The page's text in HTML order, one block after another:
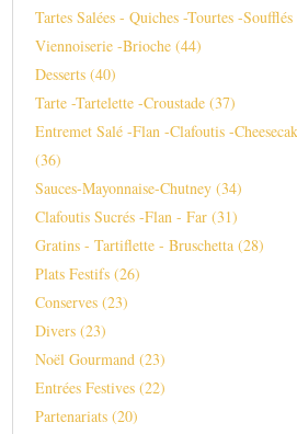
Tartes Salées - Quiches -tourtes -soufflés
Viennoiserie -brioche (44)
Desserts (40)
Tarte -tartelette -croustade (37)
Entremet Salé -flan -clafoutis -
(36)
Sauces-Mayonnaise-Chutney (34)
Clafoutis Sucrés -flan - Far (31)
Gratins - Tartiflette - Bruschetta (28)
Plats Festifs (26)
Conserves (23)
Divers (23)
Noël Gourmand (23)
Entrées Festives (22)
Partenariats (20)